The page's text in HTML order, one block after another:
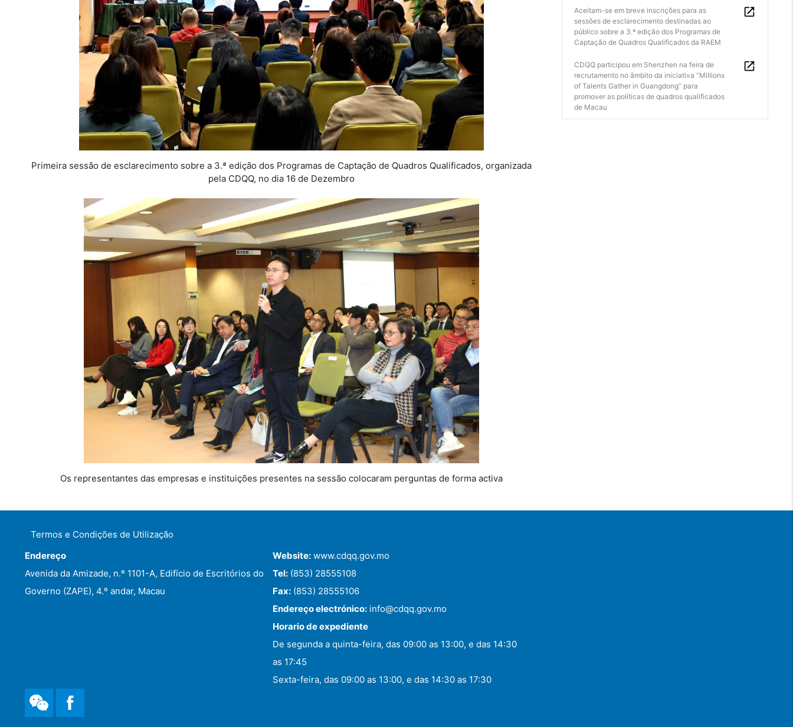
Primeira sessão de esclarecimento sobre a 3.ª edição dos Programas de Captação de Quadros Qualificados, organizada
pela CDQQ, no dia 16 de Dezembro
Os representantes das empresas e instituições presentes na sessão colocaram perguntas de forma activa
Aceitam-se em breve inscrições para as
sessões de esclarecimento destinadas ao
público sobre a 3.ª edição dos Programas de
Captação de Quadros Qualificados da RAEM
CDQQ participou em Shenzhen na feira de
recrutamento no âmbito da iniciativa “Millions
of Talents Gather in Guangdong” para
promover as políticas de quadros qualificados
de Macau
Termos e Condições de Utilização
Endereço
Avenida da Amizade, n.º 1101-A, Edifício de Escritórios do
Governo (ZAPE), 4.º andar, Macau
Website: www.cdqq.gov.mo
Tel: (853) 28555108
Fax: (853) 28555106
Endereço electrónico: info@cdqq.gov.mo
Horario de expediente
De segunda a quinta-feira, das 09:00 as 13:00, e das 14:30
as 17:45
Sexta-feira, das 09:00 as 13:00, e das 14:30 as 17:30